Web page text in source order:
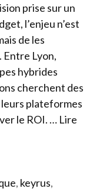
prise sur un
l’enjeu n’est
de les
Lyon,
hybrides
cherchent des
plateformes
le ROI. … Lire
, keyrus,